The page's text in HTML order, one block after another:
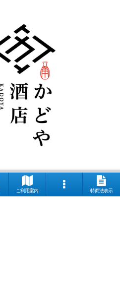
ご利用案内 特商法表示